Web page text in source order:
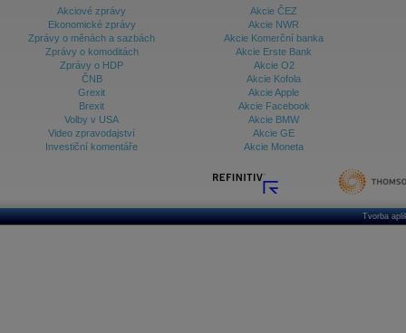
Akciové zprávy
Ekonomické zprávy
Zprávy o měnách a sazbách
Zprávy o komoditách
Zprávy o HDP
ČNB
Grexit
Brexit
Volby v USA
Video zpravodajství
Investiční komentáře
Akcie ČEZ
Akcie NWR
Akcie Komerční banka
Akcie Erste Bank
Akcie O2
Akcie Kofola
Akcie Apple
Akcie Facebook
Akcie BMW
Akcie GE
Akcie Moneta
Tvorba